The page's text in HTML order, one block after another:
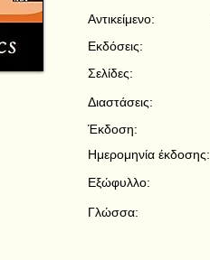
Αντικείμενο:
Εκδόσεις:
Σελίδες:
Διαστάσεις:
Έκδοση:
Ημερομηνία έκδοσης:
Εξώφυλλο:
Γλώσσα: